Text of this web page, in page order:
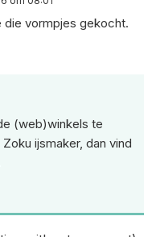
die vormpjes gekocht.
(web)winkels te
ijsmaker, dan vind